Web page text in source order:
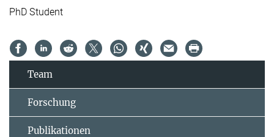
PhD Student
Team
Forschung
Publikationen